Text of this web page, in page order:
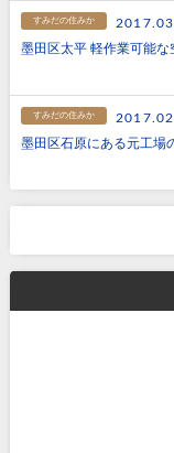
すみだの住みか
墨田区太平 軽作業可能な
すみだの住みか
墨田区石原にある元工場